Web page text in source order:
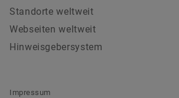
Standorte weltweit
Webseiten weltweit
Hinweisgebersystem
Impressum